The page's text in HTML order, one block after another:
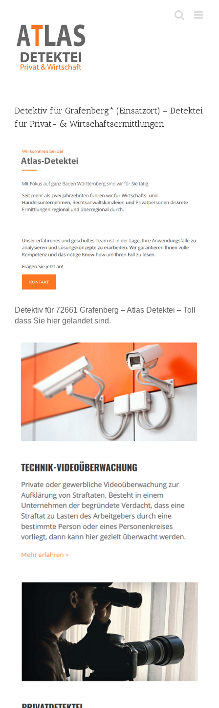
content
Detektiv für Grafenberg* (Einsatzort) – Detektei
für Privat- & Wirtschaftsermittlungen
Detektiv für 72661 Grafenberg – Atlas Detektei – Toll
dass Sie hier gelandet sind.